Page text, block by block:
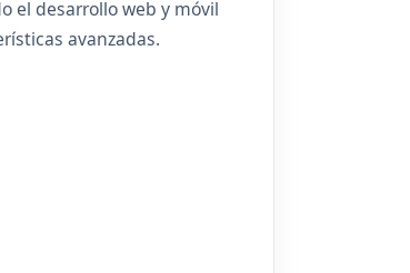
el desarrollo web y móvil
avanzadas.